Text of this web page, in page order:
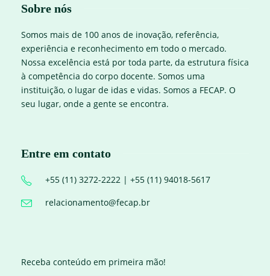
Sobre nós
Somos mais de 100 anos de inovação, referência,
experiência e reconhecimento em todo o mercado.
Nossa excelência está por toda parte, da estrutura física
à competência do corpo docente. Somos uma
instituição, o lugar de idas e vidas. Somos a FECAP. O
seu lugar, onde a gente se encontra.
Entre em contato
+55 (11) 3272-2222 | +55 (11) 94018-5617
relacionamento@fecap.br
Receba conteúdo em primeira mão!